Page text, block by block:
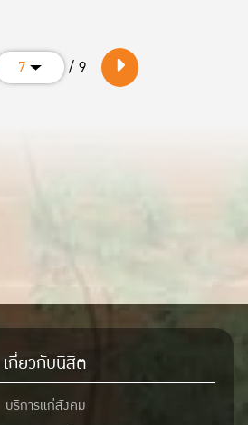
น.
7 / 9
เกี่ยวกับนิสิต
บริการแก่สังคม